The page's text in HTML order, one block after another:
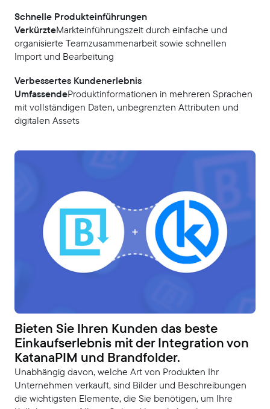
Schnelle Produkteinführungen
VerkürzteMarkteinführungszeit durch einfache und
organisierte Teamzusammenarbeit sowie schnellen
Import und Bearbeitung
Verbessertes Kundenerlebnis
‍UmfassendeProduktinformationen in mehreren Sprachen
mit vollständigen Daten, unbegrenzten Attributen und
digitalen Assets
Bieten Sie Ihren Kunden das beste
Einkaufserlebnis mit der Integration von
KatanaPIM und Brandfolder.
Unabhängig davon, welche Art von Produkten Ihr
Unternehmen verkauft, sind Bilder und Beschreibungen
die wichtigsten Elemente, die Sie benötigen, um Ihre